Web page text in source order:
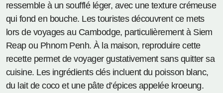
ressemble à un soufflé léger, avec une texture crémeuse
qui fond en bouche. Les touristes découvrent ce mets
lors de voyages au Cambodge, particulièrement à Siem
Reap ou Phnom Penh. À la maison, reproduire cette
recette permet de voyager gustativement sans quitter sa
cuisine. Les ingrédients clés incluent du poisson blanc,
du lait de coco et une pâte d’épices appelée kroeung.